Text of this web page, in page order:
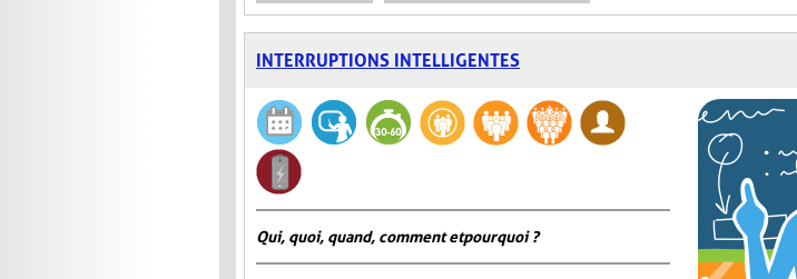
INTERRUPTIONS INTELLIGENTES
Qui, quoi, quand, comment et pourquoi ?